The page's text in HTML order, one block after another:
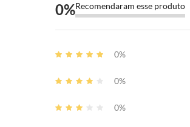
0%Recomendaram esse produto
0%
0%
0%